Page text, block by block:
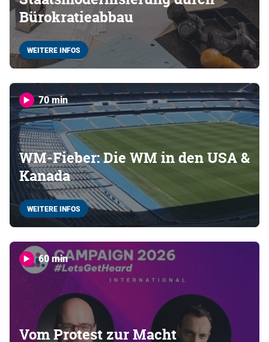
Bürokratieabbau
WEITERE INFOS
70 min
WM-Fieber: Die WM in den USA &
Kanada
WEITERE INFOS
60 min
Vom Protest zur Macht